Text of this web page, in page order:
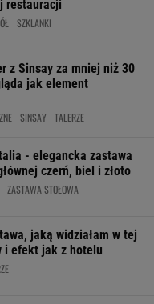
restauracji
SZKLANKI
z Sinsay za mniej niż 30
jak element
SINSAY TALERZE
- elegancka zastawa
czerń, biel i złoto
ZASTAWA STOŁOWA
jaką widziałam w tej
i efekt jak z hotelu